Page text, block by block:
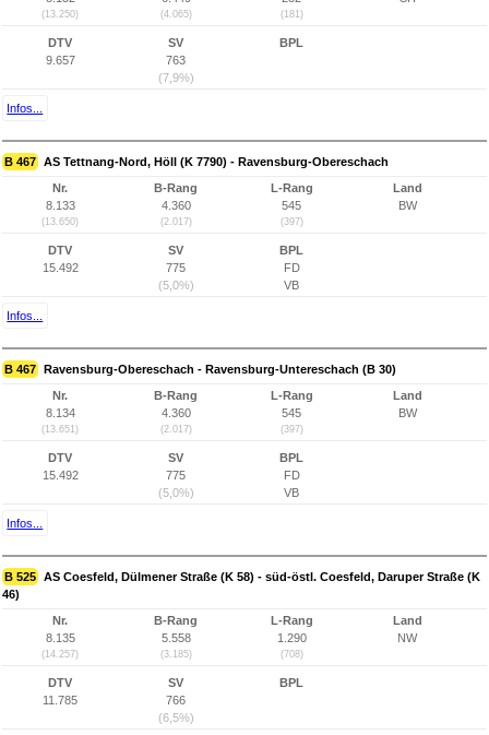
(13.250) (4.065) (181)
DTV
9.657
SV
763
(7,9%)
BPL
Infos...
B 467 AS Tettnang-Nord, Höll (K 7790) - Ravensburg-Obereschach
Nr.
8.133
(13.650)
B-Rang
4.360
(2.017)
L-Rang
545
(397)
Land
BW
DTV
15.492
SV
775
(5,0%)
BPL
FD
VB
Infos...
B 467 Ravensburg-Obereschach - Ravensburg-Untereschach (B 30)
Nr.
8.134
(13.651)
B-Rang
4.360
(2.017)
L-Rang
545
(397)
Land
BW
DTV
15.492
SV
775
(5,0%)
BPL
FD
VB
Infos...
B 525 AS Coesfeld, Dülmener Straße (K 58) - süd-östl. Coesfeld, Daruper Straße (K
46)
Nr.
8.135
(14.257)
B-Rang
5.558
(3.185)
L-Rang
1.290
(708)
Land
NW
DTV
11.785
SV
766
(6,5%)
BPL